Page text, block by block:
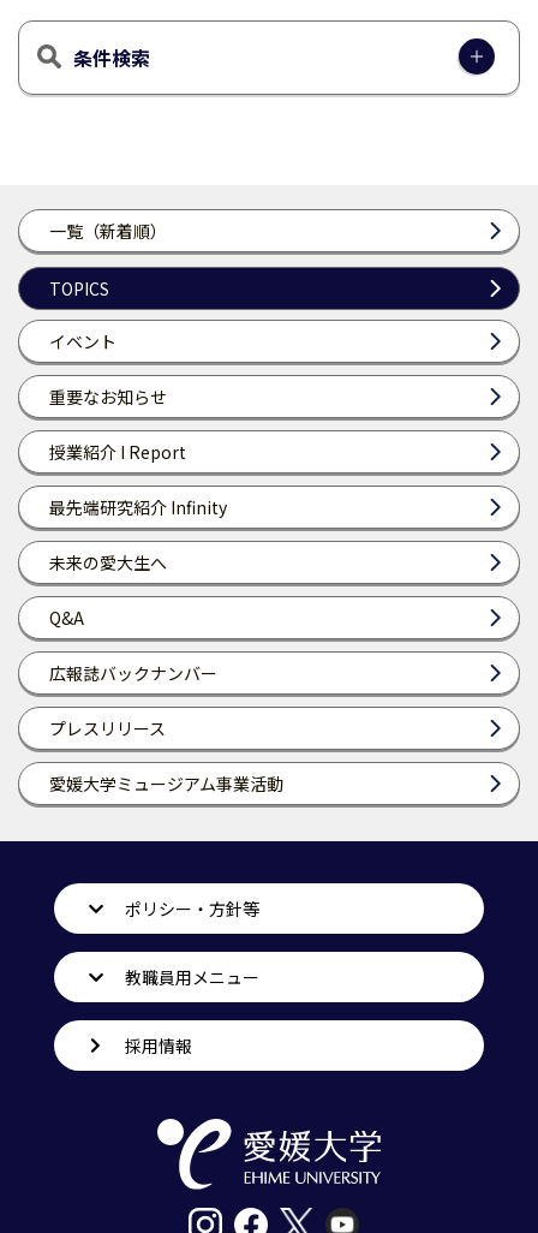
一覧（新着順）
TOPICS
イベント
重要なお知らせ
授業紹介 I Report
最先端研究紹介 Infinity
未来の愛大生へ
Q&A
広報誌バックナンバー
プレスリリース
愛媛大学ミュージアム事業活動
条件検索
ポリシー・方針等
教職員用メニュー
採用情報